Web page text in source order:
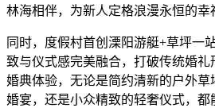
林海相伴，为新人定格浪漫永恒的幸
同时，度假村首创溧阳游艇+草坪一
致与仪式感完美融合，打破传统婚
婚典体验，无论是简约清新的户外草
婚宴，还是小众精致的轻奢仪式，